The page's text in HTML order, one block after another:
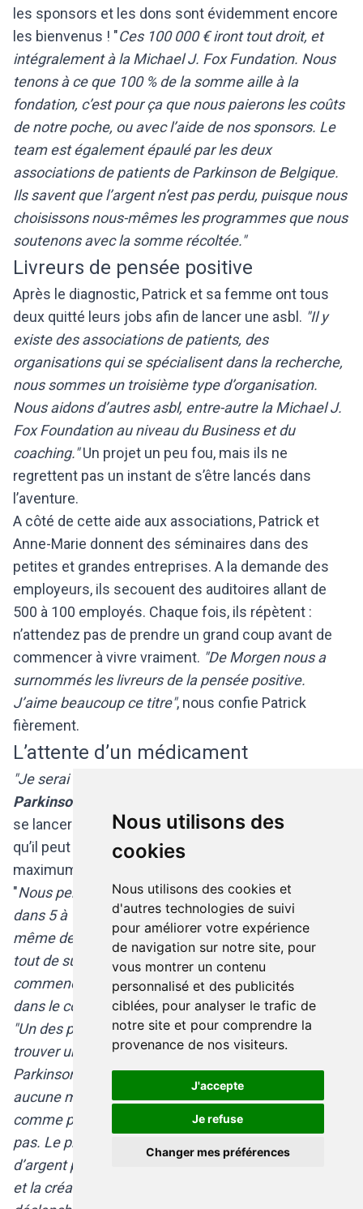
Nous utilisons des
cookies
Nous utilisons des cookies et
d'autres technologies de suivi
pour améliorer votre expérience
de navigation sur notre site, pour
vous montrer un contenu
personnalisé et des publicités
ciblées, pour analyser le trafic de
notre site et pour comprendre la
provenance de nos visiteurs.
J'accepte
Je refuse
Changer mes préférences
les sponsors et les dons sont évidemment encore
les bienvenus ! "Ces 100 000 € iront tout droit, et
intégralement à la Michael J. Fox Fundation. Nous
tenons à ce que 100 % de la somme aille à la
fondation, c’est pour ça que nous paierons les coûts
de notre poche, ou avec l’aide de nos sponsors. Le
team est également épaulé par les deux
associations de patients de Parkinson de Belgique.
Ils savent que l’argent n’est pas perdu, puisque nous
choisissons nous-mêmes les programmes que nous
soutenons avec la somme récoltée."
Livreurs de pensée positive
Après le diagnostic, Patrick et sa femme ont tous
deux quitté leurs jobs afin de lancer une asbl. "Il y
existe des associations de patients, des
organisations qui se spécialisent dans la recherche,
nous sommes un troisième type d’organisation.
Nous aidons d’autres asbl, entre-autre la Michael J.
Fox Foundation au niveau du Business et du
coaching."Un projet un peu fou, mais ils ne
regrettent pas un instant de s’être lancés dans
l’aventure.
A côté de cette aide aux associations, Patrick et
Anne-Marie donnent des séminaires dans des
petites et grandes entreprises. A la demande des
employeurs, ils secouent des auditoires allant de
500 à 100 employés. Chaque fois, ils répètent :
n’attendez pas de prendre un grand coup avant de
commencer à vivre vraiment. "De Morgen nous a
surnommés les livreurs de la pensée positive.
J’aime beaucoup ce titre", nous confie Patrick
fièrement.
L’attente d’un médicament
"Je serai le premier patient à dire
Parkinson
se lancer le défi des 20 kilomètres pour se prouver
qu’il peut y arriver, il y a l’envie de récolter un
maximum de fonds pour faire avancer la recherche.
"Nous pensonsqu’il y aura une solution à la maladie
dans 5 à 10 ans, s’il y a assez d’argent on parle
même de 4 à 8 ans. Pas nécessairement pour guérir
tout de suite, mais pour ralentir, stabiliser ou
commencer à rétablir un changement de dopamine
dans le corps."
"Un des plus grands défis de la maladie, c’est de
trouver une manière de mesurer l’avancée de
Parkinson dans le corps. Pour l’instant, il n’y a
aucune manière de mesurer celle-ci. Un test sanguin
comme pour un diabète ne marcherait par exemple
pas. Le premier pas serait donc de trouver assez
d’argent pour pouvoir se concentrer sur la recherche
et la création d’une mesure, et de là tout pourrait se